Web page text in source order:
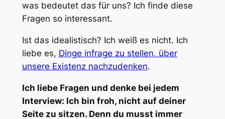
was bedeutet das für uns? Ich finde diese
Fragen so interessant.
Ist das idealistisch? Ich weiß es nicht. Ich
liebe es, Dinge infrage zu stellen, über
unsere Existenz nachzudenken.
Ich liebe Fragen und denke bei jedem
Interview: Ich bin froh, nicht auf deiner
Seite zu sitzen. Denn du musst immer